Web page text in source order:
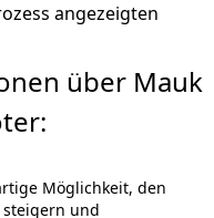
angezeigten
über Mauk
Möglichkeit, den
und